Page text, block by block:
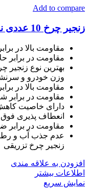
Add to compare
زنجیر چرخ 10 عددی نارنجی
مقاومت بالا در
مقاومت در برابر
بهترین نوع زنجیر
وزن خودرو و
مقاومت بالا در
مقاومت در برابر
دارای خاصیت کاهش
انعطاف پذیری فوق
مقاومت در برابر
عدم جذب آب و
زنجیر چرخ تزریقی
افزودن به علاقه مندی
اطلاعات بیشتر
نمایش سریع